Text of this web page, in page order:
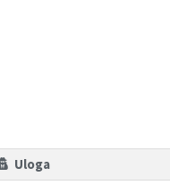
Uloga